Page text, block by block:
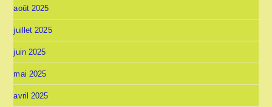
août 2025
juillet 2025
juin 2025
mai 2025
avril 2025